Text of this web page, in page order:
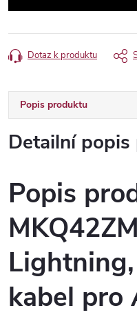
Dotaz k produktu
Popis produktu
Detailní
Popis
kabel pro